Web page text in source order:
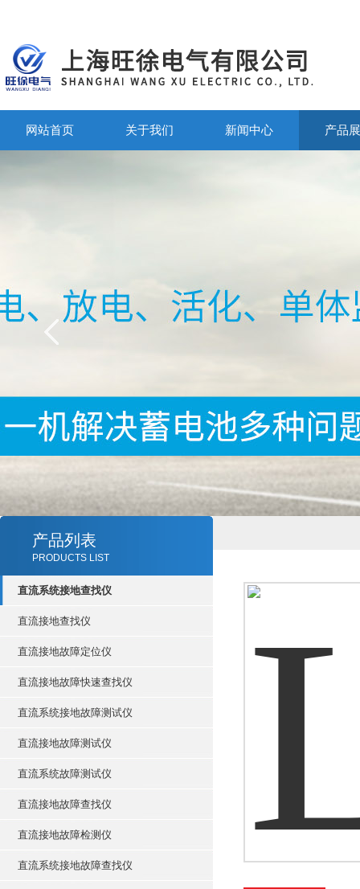
网站首页 关于我们 新闻中心 产品
产品列表
PRODUCTS LIST
直流系统接地查找仪
直流接地查找仪
直流接地故障定位仪
直流接地故障快速查找仪
直流系统接地故障测试仪
直流接地故障测试仪
直流系统故障测试仪
直流接地故障查找仪
直流接地故障检测仪
直流系统接地故障查找仪